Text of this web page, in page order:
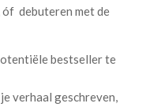
óf debuteren met de
bestseller te
verhaal geschreven,